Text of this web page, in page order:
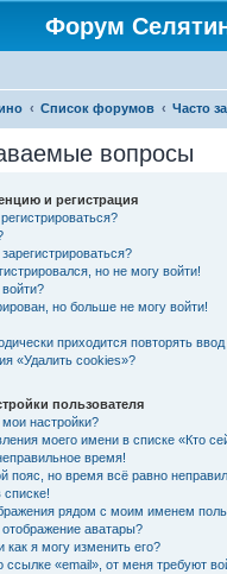
Форум
Список форумов Часто
вопросы
и регистрация
но не могу войти!
но больше не могу войти!
приходится повторять
«Удалить cookies»?
пользователя
настройки?
моего имени в списке «Кто
время!
пояс, но время всё равно
списке!
рядом с моим именем
аватары?
как я могу изменить его?
ссылке «email», от меня требуют